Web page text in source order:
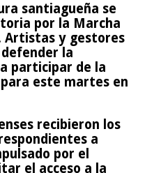
santiagueña se
por la Marcha
Artistas y gestores
la
participar de la
este martes en
recibieron los
a
por el
el acceso a la